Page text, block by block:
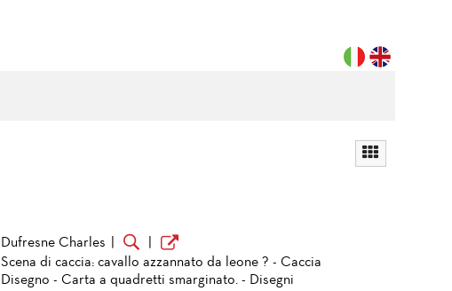
Dufresne Charles
Scena di caccia: cavallo azzannato da leone ? - Caccia
Disegno - Carta a quadretti smarginato. - Disegni